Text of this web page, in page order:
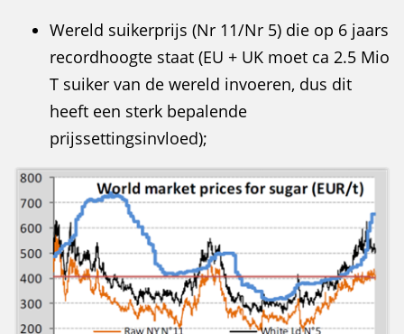
Wereld suikerprijs (Nr 11/Nr 5) die op 6 jaars
recordhoogte staat (EU + UK moet ca 2.5 Mio
T suiker van de wereld invoeren, dus dit
heeft een sterk bepalende
prijssettingsinvloed);